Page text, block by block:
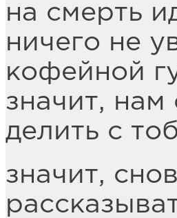
на смерть
ничего не
кофейной
значит, нам
делить с
значит,